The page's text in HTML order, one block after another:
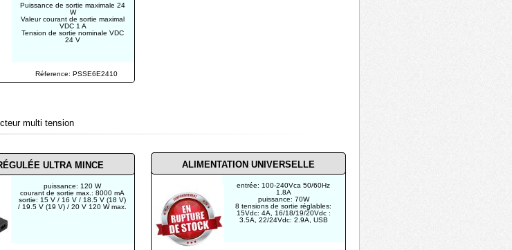
Puissance de sortie maximale 24
W
Valeur courant de sortie maximal
VDC 1 A
Tension de sortie nominale VDC
24 V
puissance: 120 W
courant de sortie max.: 8000 mA
sortie: 15 V / 16 V / 18.5 V (18 V)
/ 19.5 V (19 V) / 20 V 120 W max.
entrée: 100-240Vca 50/60Hz
1.8A
puissance: 70W
8 tensions de sortie réglables:
15Vdc: 4A, 16/18/19/20Vdc :
3.5A, 22/24Vdc: 2.9A, USB
ULTRA MINCE
Réference: PSSE6E2410
ALIMENTATION UNIVERSELLE
multi tension